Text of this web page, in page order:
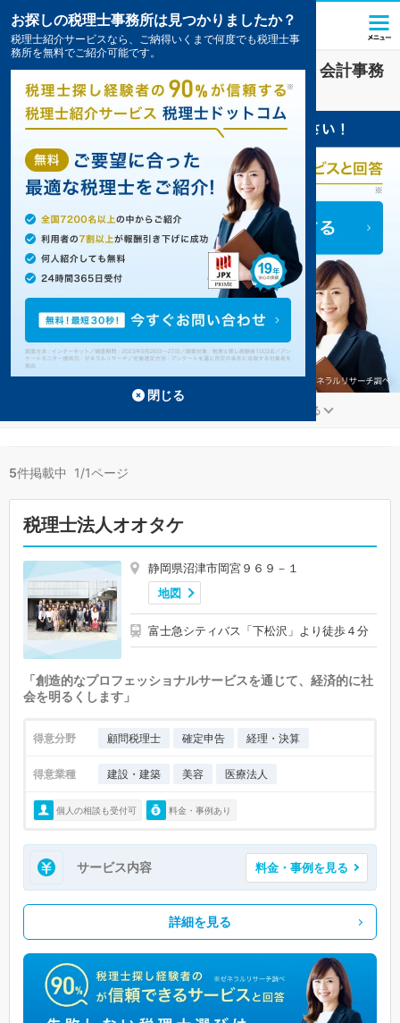
金融業界に強い沼津市(静岡県)の税理士・会計事務
所の一覧5件掲載中
もっと見る
5件掲載中 1/1ページ
税理士法人オオタケ
静岡県沼津市岡宮９６９－１
地図
富士急シティバス「下松沢」より徒歩４分
「創造的なプロフェッショナルサービスを通じて、経済的に社
会を明るくします」
得意分野 顧問税理士 確定申告 経理・決算
得意業種 建設・建築 美容 医療法人
個人の相談も受付可 料金・事例あり
サービス内容 料金・事例を見る
詳細を見る
お探しの税理士事務所は見つかりましたか？
税理士紹介サービスなら、ご納得いくまで何度でも税理士事
務所を無料でご紹介可能です。
閉じる